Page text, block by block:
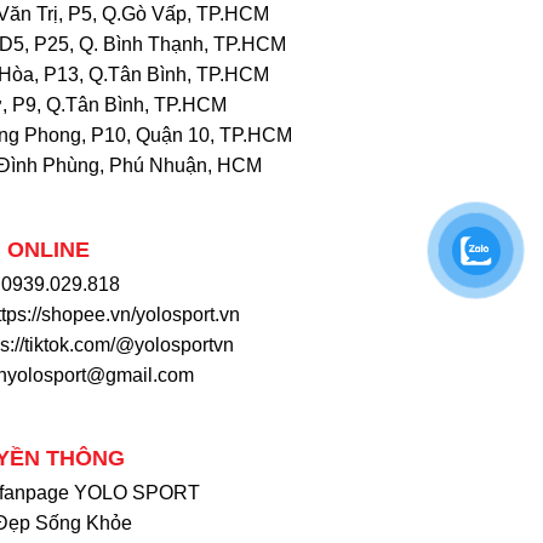
Trị, P5, Q.Gò Vấp, TP.HCM
P25, Q. Bình Thạnh, TP.HCM
P13, Q.Tân Bình, TP.HCM
P9, Q.Tân Bình, TP.HCM
Phong, P10, Quận 10, TP.HCM
Phùng, Phú Nhuận, HCM
ONLINE
shopee.vn/yolosport.vn
tiktok.com/@yolosportvn
THÔNG
YOLO SPORT
Sống Khỏe